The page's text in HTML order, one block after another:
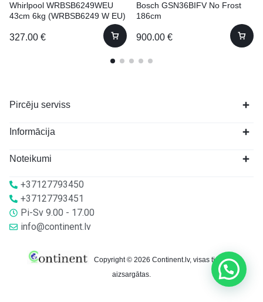
Whirlpool WRBSB6249WEU
43cm 6kg (WRBSB6249 W EU)
327.00 €
Bosch GSN36BIFV No Frost
186cm
900.00 €
Pircēju serviss
Informācija
Noteikumi
+37127793450
+37127793451
Pi-Sv 9.00 - 17.00
info@continent.lv
Copyright © 2026 Continent.lv, visas tiesības
aizsargātas.